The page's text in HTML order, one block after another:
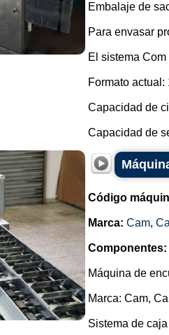
Embalaje de
Para envasar
El sistema
Formato actual:
Capacidad de
Capacidad de
Código
Marca: Cam,
Componentes:
Máquina de
Marca: Cam,
Sistema de